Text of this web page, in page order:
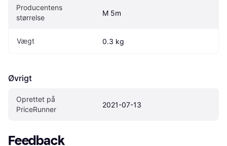
Producentens
størrelse
M 5m
Vægt 0.3 kg
Øvrigt
Oprettet på
PriceRunner
2021-07-13
Feedback